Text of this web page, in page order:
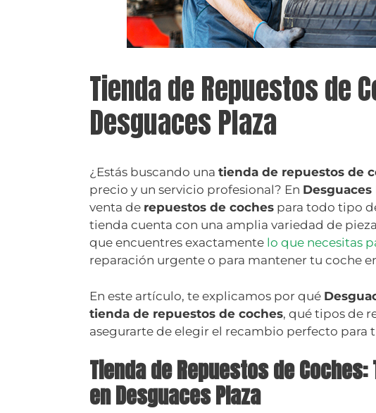
Tienda de Repuestos de
Desguaces Plaza
¿Estás buscando una tienda de repuestos de
precio y un servicio profesional? En Desguaces
venta de repuestos de coches para todo tipo
tienda cuenta con una amplia variedad de
que encuentres exactamente lo que necesitas
reparación urgente o para mantener tu coche
En este artículo, te explicamos por qué
tienda de repuestos de coches, qué tipos de
asegurarte de elegir el recambio perfecto para
Tienda de Repuestos de
en Desguaces Plaza